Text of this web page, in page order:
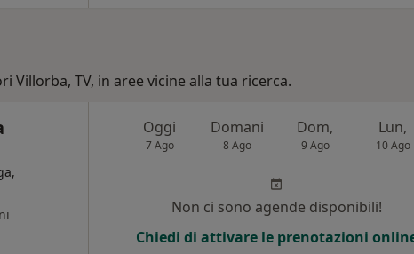
TV, in aree vicine alla tua ricerca.
Oggi
7 Ago
Domani
8 Ago
Dom,
9 Ago
Lun,
10 Ago
Non ci sono agende disponibili!
Chiedi di attivare le prenotazioni